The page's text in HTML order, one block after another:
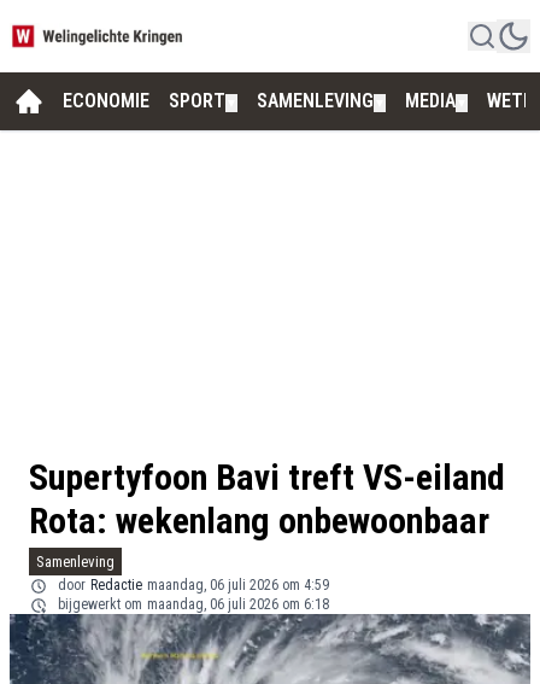
ECONOMIE SPORT SAMENLEVING MEDIA
Supertyfoon Bavi treft VS-eiland
Rota: wekenlang onbewoonbaar
Samenleving
door Redactie maandag, 06 juli 2026 om 4:59
bijgewerkt om maandag, 06 juli 2026 om 6:18